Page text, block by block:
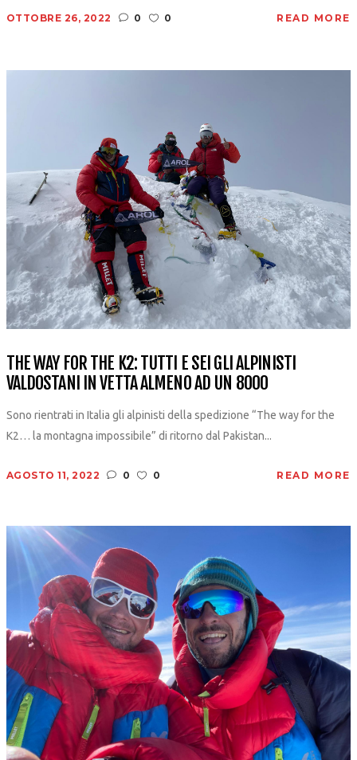
OTTOBRE 26, 2022 0 0 READ MORE
THE WAY FOR THE K2: TUTTI E SEI GLI ALPINISTI
VALDOSTANI IN VETTA ALMENO AD UN 8000
Sono rientrati in Italia gli alpinisti della spedizione “The way for the
K2… la montagna impossibile” di ritorno dal Pakistan...
AGOSTO 11, 2022 0 0 READ MORE